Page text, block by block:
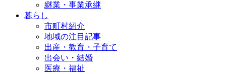
継業・事業承継
暮らし
市町村紹介
地域の注目記事
出産・教育・子育て
出会い・結婚
医療・福祉